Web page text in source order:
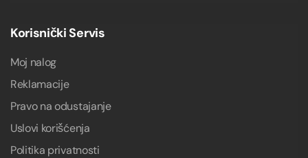
Korisnički Servis
Moj nalog
Reklamacije
Pravo na odustajanje
Uslovi korišćenja
Politika privatnosti